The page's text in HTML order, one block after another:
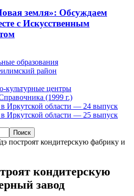
земля»: Обсуждаем
с Искусственным
образования
район
культурные центры
(1999 г.)
в Иркутской области — 24 выпуск
в Иркутской области — 25 выпуск
построят кондитерскую фабрику и
кондитерскую
завод